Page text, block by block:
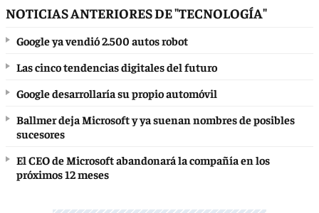
NOTICIAS ANTERIORES DE "TECNOLOGÍA"
Google ya vendió 2.500 autos robot
Las cinco tendencias digitales del futuro
Google desarrollaría su propio automóvil
Ballmer deja Microsoft y ya suenan nombres de posibles
sucesores
El CEO de Microsoft abandonará la compañía en los
próximos 12 meses